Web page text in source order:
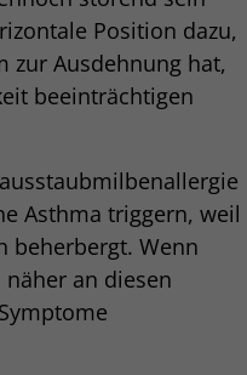
Position dazu,
zur Ausdehnung hat,
beeinträchtigen
Asthma triggern, weil
beherbergt. Wenn
an diesen